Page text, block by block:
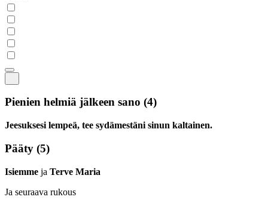
Pienien helmiä jälkeen sano (4)
Jeesuksesi lempeä, tee sydämestäni sinun kaltainen.
Pääty (5)
Isiemme ja Terve Maria
Ja seuraava rukous